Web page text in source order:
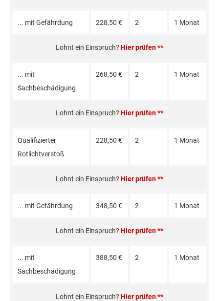
... mit Gefährdung 228,50 € 2 1 Monat
Hier prüfen **
... mit
Sachbeschädigung
268,50 € 2 1 Monat
Hier prüfen **
Qualifizierter
Rotlichtverstoß
228,50 € 2 1 Monat
Hier prüfen **
... mit Gefährdung 348,50 € 2 1 Monat
Hier prüfen **
... mit
Sachbeschädigung
388,50 € 2 1 Monat
Hier prüfen **